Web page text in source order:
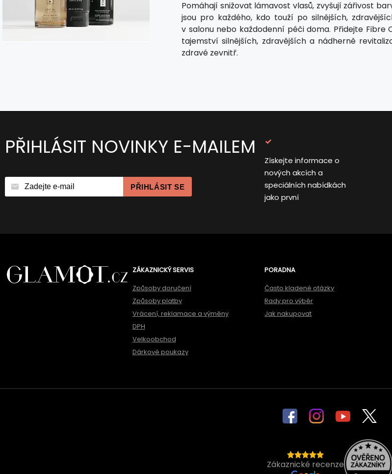
Pomáhají snižovat lámavost vlasů, zvyšují zářivost
jsou pro každého, kdo touží po silnějších,
v salonu nebo každodenní péči doma. Přidejte
tajemství silnějších, zdravějších a nádherně
zdravé zevnitř.
PŘIHLÁSIT NOVINKY E-MAILEM
PŘIHLÁSIT SE
Získejte informace o
nových akcích a
speciálních nabídkách
jako první
ZÁKAZNICKÝ SERVIS
Způsoby doručení
Způsoby platby
Vrácení, reklamace a výměny
DPH
Velkoobchod
Dárkové poukazy
PORADNA
Často kladené otázky
Rady pro výběr
Jak nakupovat
Zákaznické recenze